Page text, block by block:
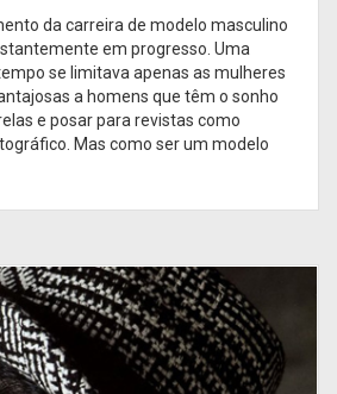
da carreira de modelo masculino
em progresso. Uma
se limitava apenas as mulheres
a homens que têm o sonho
e posar para revistas como
Mas como ser um modelo